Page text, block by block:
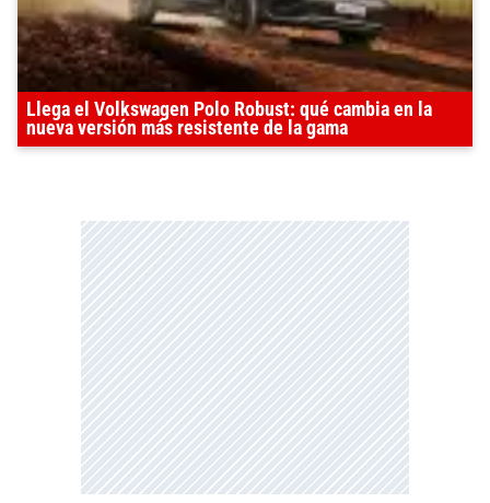
Llega el Volkswagen Polo Robust: qué cambia en la
nueva versión más resistente de la gama